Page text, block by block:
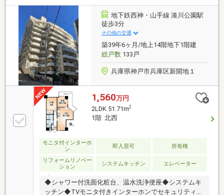
地下鉄西神・山手線 湊川公園駅
徒歩3分
その他の交通
築39年6ヶ月/地上14階地下1階建
総戸数133戸
兵庫県神戸市兵庫区新開地１
1,560万円
2LDK 51.71m2
1階 北西
モニタ付インターホ
ン
即入居可 所有権
リフォームリノベー
ション
システムキッチン エレベーター
◆シャワー付洗面化粧台、温水洗浄便座◆システムキ
ッチン◆TVモニタ付きインターホンでセキュリティ充